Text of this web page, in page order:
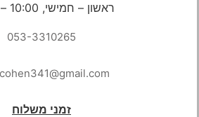
ראשון – חמישי, 10:00 – 17:00
053-3310265
זמני משלוח